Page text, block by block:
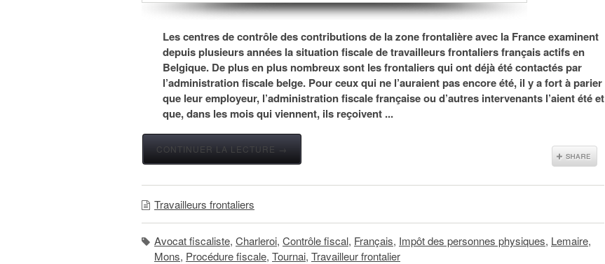
Les centres de contrôle des contributions de la zone frontalière avec la France examinent
depuis plusieurs années la situation fiscale de travailleurs frontaliers français actifs en
Belgique. De plus en plus nombreux sont les frontaliers qui ont déjà été contactés par
l’administration fiscale belge. Pour ceux qui ne l’auraient pas encore été, il y a fort à parier
que leur employeur, l’administration fiscale française ou d’autres intervenants l’aient été et
que, dans les mois qui viennent, ils reçoivent ...
CONTINUER LA LECTURE →
Travailleurs frontaliers
Avocat fiscaliste, Charleroi, Contrôle fiscal, Français, Impôt des personnes physiques, Lemaire,
Mons, Procédure fiscale, Tournai, Travailleur frontalier